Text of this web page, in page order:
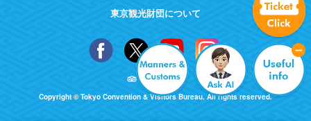
東京観光財団について
Copyright © Tokyo Convention & Visitors Bureau. All rights reserved.